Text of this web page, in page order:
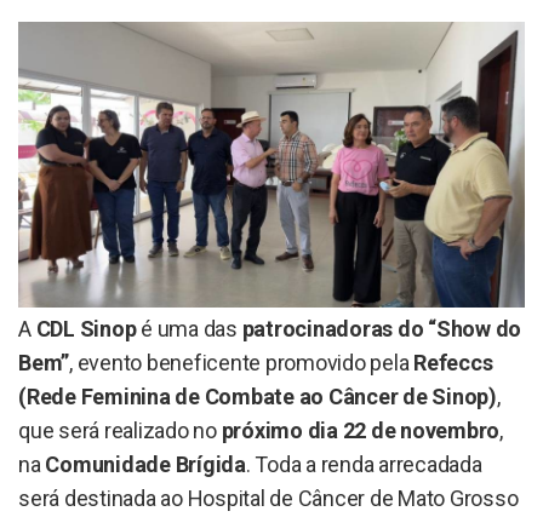
A CDL Sinopé uma das patrocinadoras do “Show do
Bem”, evento beneficente promovido pela Refeccs
(Rede Feminina de Combate ao Câncer de Sinop),
que será realizado no próximo dia 22 de novembro,
na Comunidade Brígida. Toda a renda arrecadada
será destinada ao Hospital de Câncer de Mato Grosso